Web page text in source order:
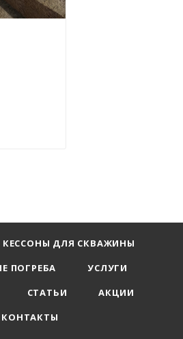
КЕССОНЫ ДЛЯ СКВАЖИНЫ
ПОГРЕБА
УСЛУГИ
СТАТЬИ
АКЦИИ
КОНТАКТЫ